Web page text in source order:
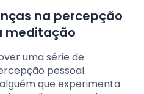
na percepção
meditação
uma série de
pessoal.
que experimenta